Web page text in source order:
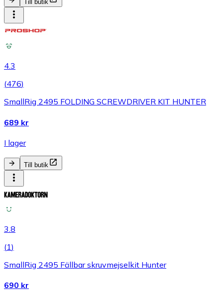
Till butik
4.3
(476)
SmallRig 2495 FOLDING SCREWDRIVER KIT HUNTER
689 kr
I lager
Till butik
3.8
(1)
SmallRig 2495 Fällbar skruvmejselkit Hunter
690 kr